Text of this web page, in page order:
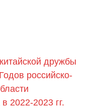
дружбы
российско-
2022-2023 гг.